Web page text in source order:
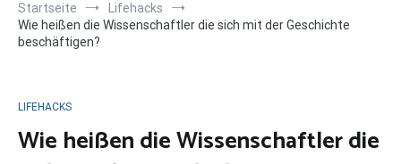
Startseite
Lifehacks
Wie heißen die Wissenschaftler die sich mit der Geschichte
beschäftigen?
LIFEHACKS
Wie heißen die Wissenschaftler die